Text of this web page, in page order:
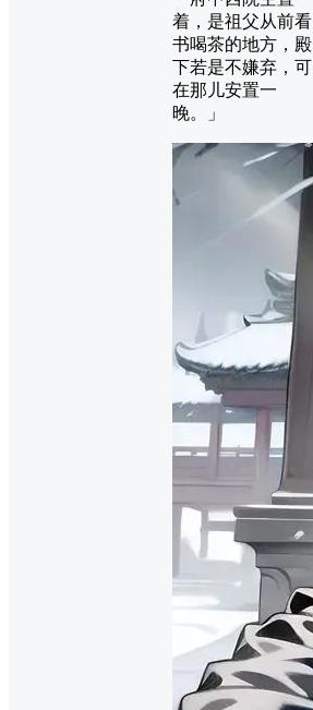
着，是祖父从前看
书喝茶的地方，殿
下若是不嫌弃，可
在那儿安置一
晚。」